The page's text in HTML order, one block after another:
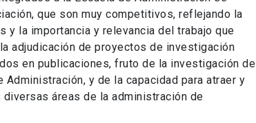
que son muy competitivos, reflejando la
la importancia y relevancia del trabajo que
adjudicación de proyectos de investigación
en publicaciones, fruto de la investigación de
y de la capacidad para atraer y
áreas de la administración de